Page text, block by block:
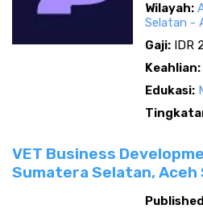
Wilayah:
Selatan -
Gaji: IDR
Keahlian:
Edukasi:
VET Business
Sumatera Selatan, Aceh
Published